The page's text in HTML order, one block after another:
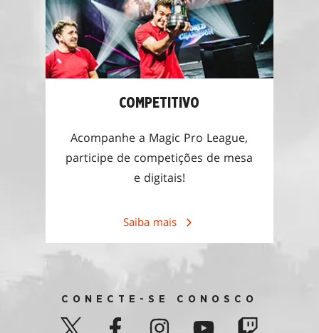
COMPETITIVO
Acompanhe a Magic Pro League,
participe de competições de mesa
e digitais!
Saiba mais
CONECTE-SE CONOSCO